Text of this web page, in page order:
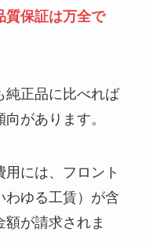
質保証は万全で
純正品に比べれば
があります。
には、フロント
わゆる工賃）が含
額が請求されま